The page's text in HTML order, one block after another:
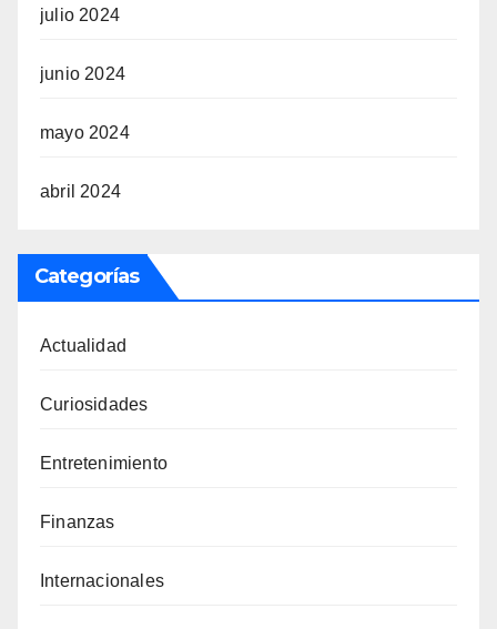
julio 2024
junio 2024
mayo 2024
abril 2024
Categorías
Actualidad
Curiosidades
Entretenimiento
Finanzas
Internacionales